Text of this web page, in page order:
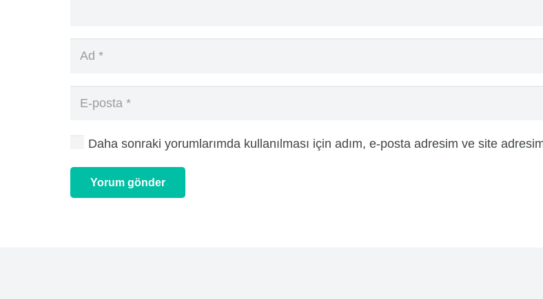
Daha sonraki yorumlarımda kullanılması için adım, e-posta adresim ve site
Yorum gönder